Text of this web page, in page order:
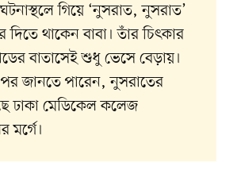
ঘটনাস্থলে গিয়ে ‘নুসরাত, নুসরাত’
দিতে থাকেন বাবা। তাঁর চিৎকার
বাতাসেই শুধু ভেসে বেড়ায়।
পর জানতে পারেন, নুসরাতের
ঢাকা মেডিকেল কলেজ
মর্গে।